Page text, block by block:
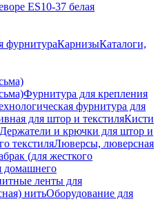
ES10-37 белая
фурнитураКарнизыКаталоги,
Фурнитура для крепления
фурнитура для
для штор и текстиляКисти
Держатели и крючки для штор и
текстиляЛюверсы, люверсная
(для жесткого
домашнего
ленты для
нитьОборудование для